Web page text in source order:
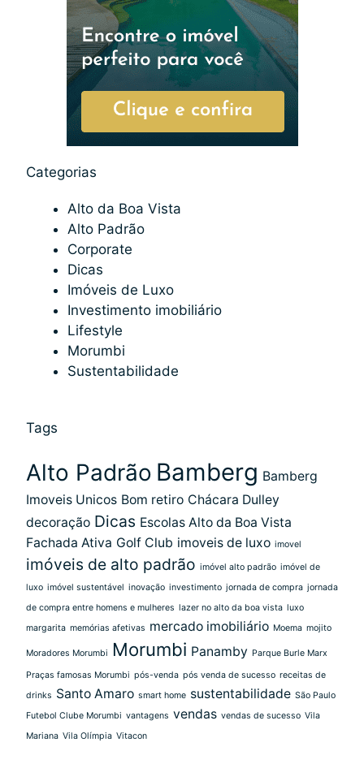
Categorias
Alto da Boa Vista
Alto Padrão
Corporate
Dicas
Imóveis de Luxo
Investimento imobiliário
Lifestyle
Morumbi
Sustentabilidade
Tags
Alto Padrão Bamberg Bamberg
Imoveis Unicos Bom retiro Chácara Dulley
decoração Dicas Escolas Alto da Boa Vista
Fachada Ativa Golf Club imoveis de luxo imovel
imóveis de alto padrão imóvel alto padrão imóvel de
luxo imóvel sustentável inovação investimento jornada de compra jornada
de compra entre homens e mulheres lazer no alto da boa vista luxo
margarita memórias afetivas mercado imobiliário Moema mojito
Moradores Morumbi Morumbi Panamby Parque Burle Marx
Praças famosas Morumbi pós-venda pós venda de sucesso receitas de
drinks Santo Amaro smart home sustentabilidade São Paulo
Futebol Clube Morumbi vantagens vendas vendas de sucesso Vila
Mariana Vila Olímpia Vitacon